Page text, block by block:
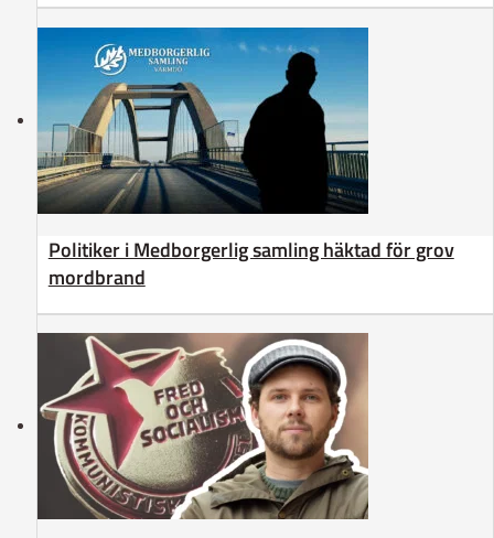
Politiker i Medborgerlig samling häktad för grov
mordbrand